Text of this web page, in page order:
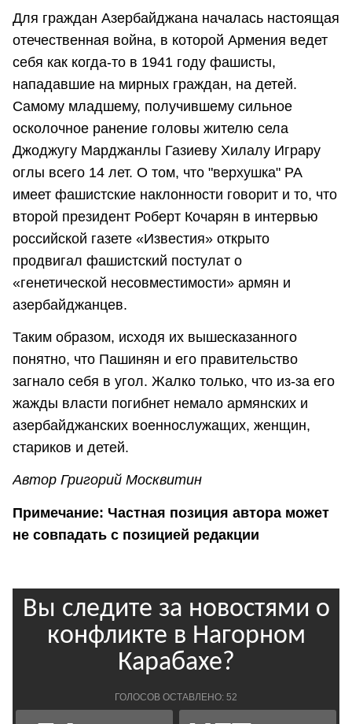
Для граждан Азербайджана началась настоящая
отечественная война, в которой Армения ведет
себя как когда-то в 1941 году фашисты,
нападавшие на мирных граждан, на детей.
Самому младшему, получившему сильное
осколочное ранение головы жителю села
Джоджугу Марджанлы Газиеву Хилалу Играру
оглы всего 14 лет. О том, что "верхушка" РА
имеет фашистские наклонности говорит и то, что
второй президент Роберт Кочарян в интервью
российской газете «Известия» открыто
продвигал фашистский постулат о
«генетической несовместимости» армян и
азербайджанцев.
Таким образом, исходя их вышесказанного
понятно, что Пашинян и его правительство
загнало себя в угол. Жалко только, что из-за его
жажды власти погибнет немало армянских и
азербайджанских военнослужащих, женщин,
стариков и детей.
Автор Григорий Москвитин
Примечание: Частная позиция автора может
не совпадать с позицией редакции